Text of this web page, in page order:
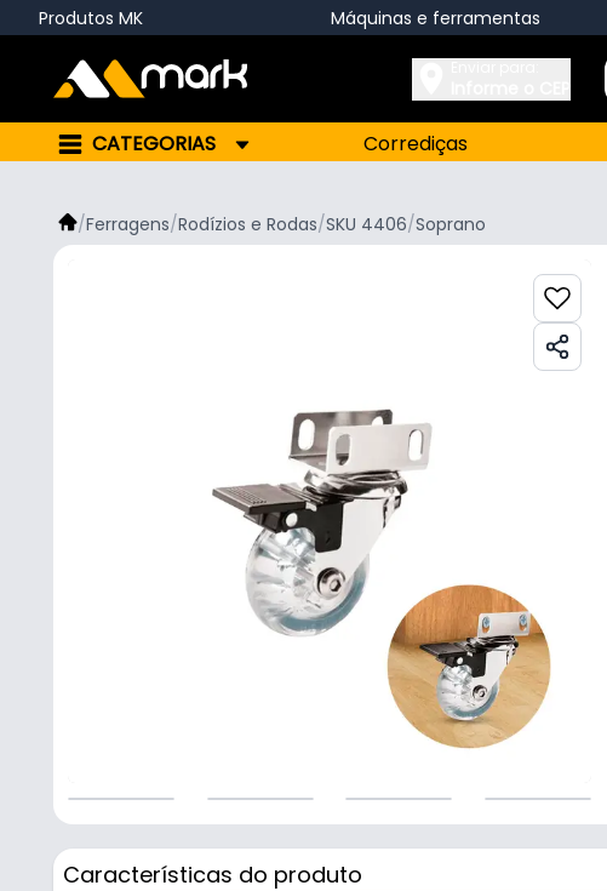
Produtos MK Máquinas e ferramentas
CATEGORIAS Corrediças
/Ferragens/Rodízios e Rodas/SKU 4406/Soprano
Características do produto